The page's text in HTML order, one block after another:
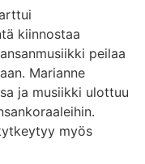
kiinnostaa
peilaa
Marianne
ja musiikki ulottuu
myös